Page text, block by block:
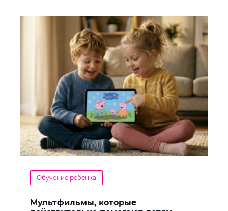
Обучение ребенка
Мультфильмы, которые